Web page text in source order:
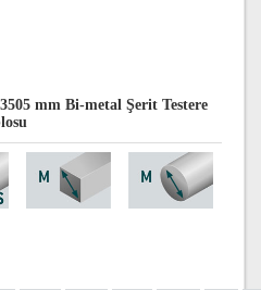
mm Bi-metal Şerit Testere